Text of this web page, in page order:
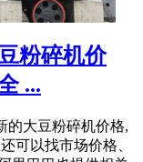
粉碎机价
...
的大豆粉碎机价格,
可以找市场价格、